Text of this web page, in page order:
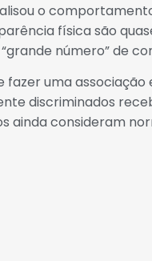
o comportamento
física são
número” de
fazer uma
discriminados
ainda consideram